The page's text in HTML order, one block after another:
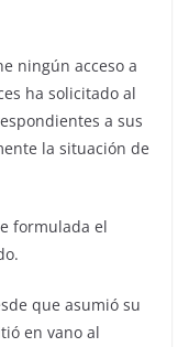
ningún acceso a
ha solicitado al
a sus
la situación de
formulada el
que asumió su
en vano al